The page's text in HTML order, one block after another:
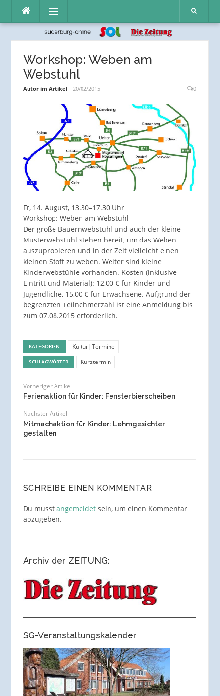
Inhalt
Menü
Workshop: Weben am
Webstuhl
Autor im Artikel 20/02/2015 0
Fr, 14. August, 13.30–17.30 Uhr
Workshop: Weben am Webstuhl
Der große Bauernwebstuhl und auch der kleine
Musterwebstuhl stehen bereit, um das Weben
auszuprobieren und in der Zeit vielleicht einen
kleinen Stoff zu weben. Weiter sind kleine
Kinderwebstühle vorhanden. Kosten (inklusive
Eintritt und Material): 12,00 € für Kinder und
Jugendliche, 15,00 € für Erwachsene. Aufgrund der
begrenzten Teilnehmerzahl ist eine Anmeldung bis
zum 07.08.2015 erforderlich.
KATEGORIEN Kultur|Termine
SCHLAGWÖRTER Kurztermin
Vorheriger Artikel
Ferienaktion für Kinder: Fensterbierscheiben
Nächster Artikel
Mitmachaktion für Kinder: Lehmgesichter
gestalten
SCHREIBE EINEN KOMMENTAR
Du musst angemeldetsein, um einen Kommentar
abzugeben.
Archiv der ZEITUNG:
SG-Veranstaltungskalender